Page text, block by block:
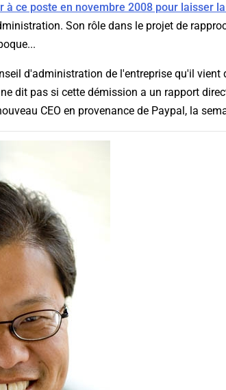
à ce poste en novembre 2008 pour laisser
Son rôle dans le projet de
d'administration de l'entreprise qu'il vient
dit pas si cette démission a un rapport
CEO en provenance de Paypal, la